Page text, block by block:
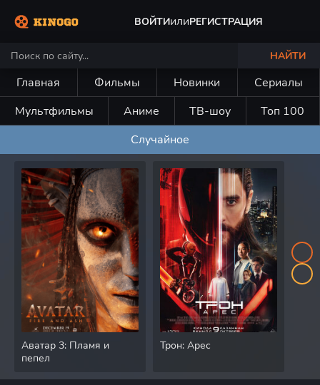
ВОЙТИилиРЕГИСТРАЦИЯ
НАЙТИ
Главная Фильмы Новинки
Сериалы
Мультфильмы
Аниме ТВ-шоу
Топ 100
Случайное
Аватар 3: Пламя и
пепел
Трон: Арес